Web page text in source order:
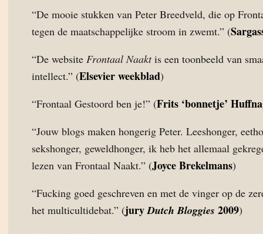
“De mooie stukken van Peter Breedveld, die op
tegen de maatschappelijke stroom in zwemt.” (
“De website Frontaal Naaktis een toonbeeld van
intellect.” (Elsevier weekblad)
“Frontaal Gestoord ben je!” (Frits ‘bonnetje’
“Jouw blogs maken hongerig Peter. Leeshonger,
sekshonger, geweldhonger, ik heb het allemaal
lezen van Frontaal Naakt.” (Joyce Brekelmans)
“Fucking goed geschreven en met de vinger op de
het multicultidebat.” (juryDutch Bloggies 2009)